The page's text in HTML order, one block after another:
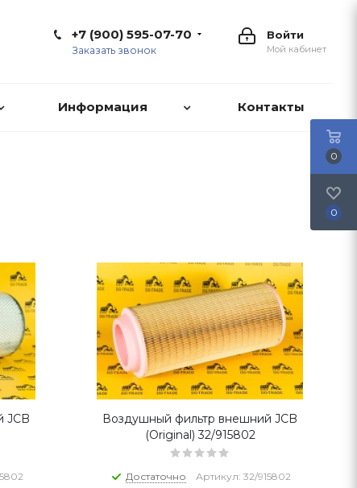
Войти
Мой кабинет
+7 (900) 595-07-70
Заказать звонок
Информация Контакты
JCB
Воздушный фильтр внешний JCB
(Original) 32/915802
Достаточно Артикул: 32/915802
0
0